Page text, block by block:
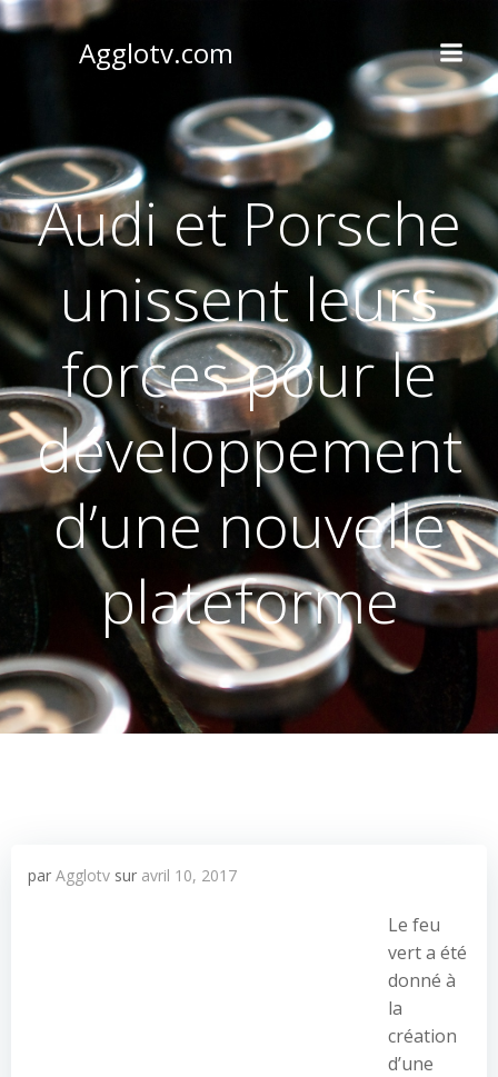
Agglotv.com
Audi et Porsche
unissent leurs
forces pour le
développement
d’une nouvelle
plateforme
par Agglotv sur avril 10, 2017
Le feu
vert a été
donné à
la
création
d’une